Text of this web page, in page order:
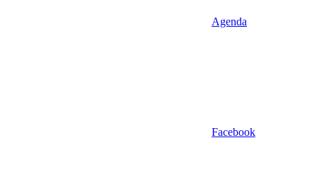
Agenda
Facebook